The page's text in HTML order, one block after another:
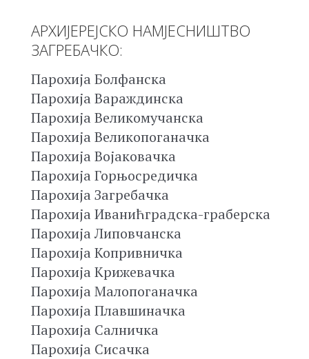
АРХИЈЕРЕЈСКО НАМЈЕСНИШТВО
ЗАГРЕБАЧКО:
Парохија Болфанска
Парохија Вараждинска
Парохија Великомучанска
Парохија Великопоганачка
Парохија Војаковачка
Парохија Горњосредичка
Парохија Загребачка
Парохија Иванићградска-граберска
Парохија Липовчанска
Парохија Копривничка
Парохија Крижевачка
Парохија Малопоганачка
Парохија Плавшиначка
Парохија Салничка
Парохија Сисачка